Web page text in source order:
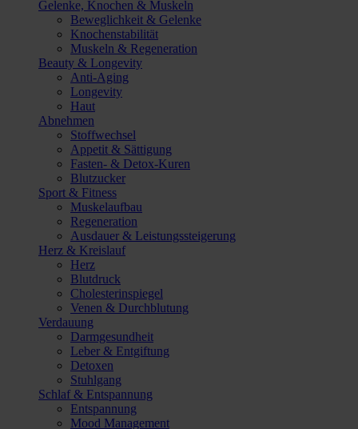
Gelenke, Knochen & Muskeln
Beweglichkeit & Gelenke
Knochenstabilität
Muskeln & Regeneration
Beauty & Longevity
Anti-Aging
Longevity
Haut
Abnehmen
Stoffwechsel
Appetit & Sättigung
Fasten- & Detox-Kuren
Blutzucker
Sport & Fitness
Muskelaufbau
Regeneration
Ausdauer & Leistungssteigerung
Herz & Kreislauf
Herz
Blutdruck
Cholesterinspiegel
Venen & Durchblutung
Verdauung
Darmgesundheit
Leber & Entgiftung
Detoxen
Stuhlgang
Schlaf & Entspannung
Entspannung
Mood Management